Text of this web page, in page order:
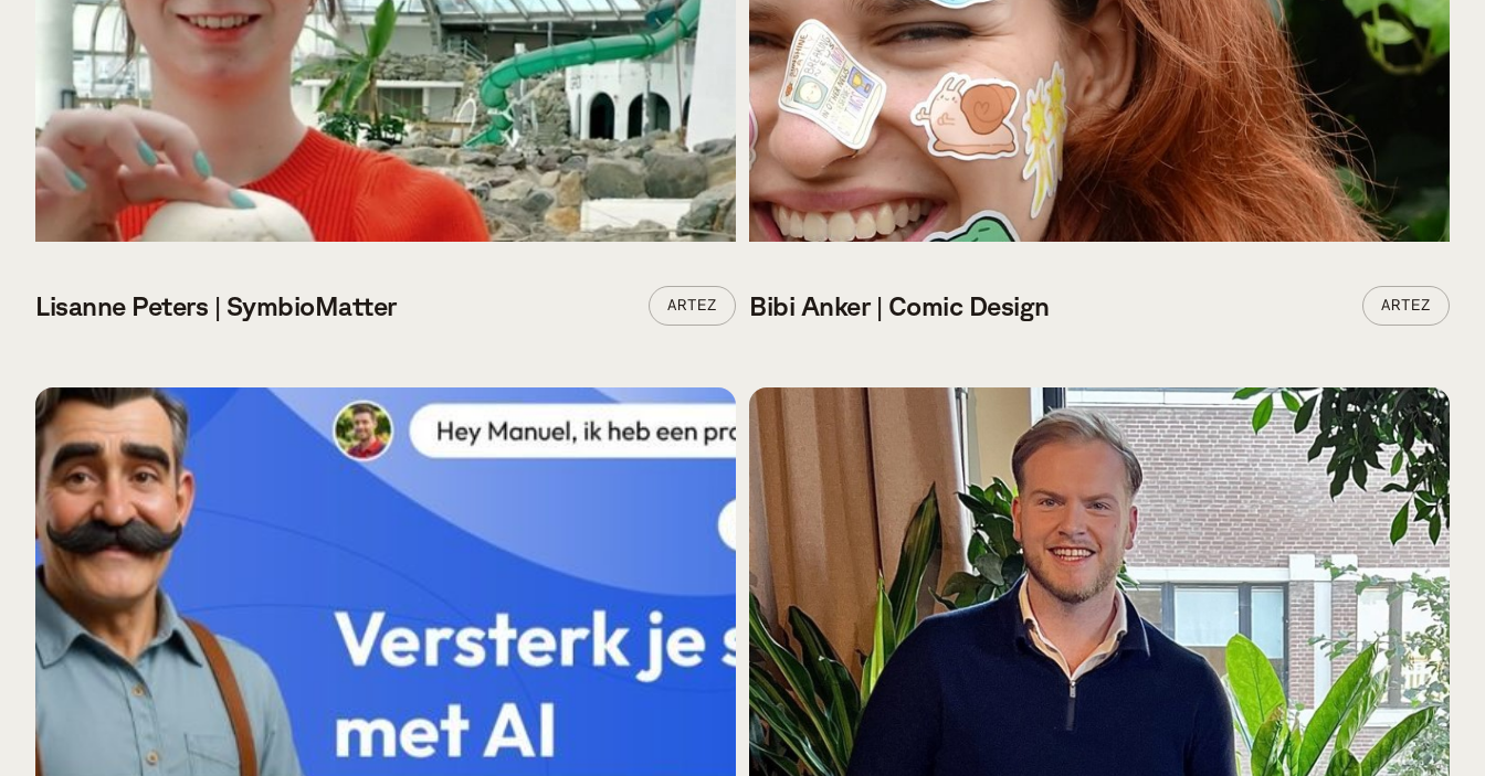
VERDER LEZEN
Lisanne Peters | SymbioMatter ARTEZ
VERDER LEZEN
Bibi Anker | Comic Design ARTEZ